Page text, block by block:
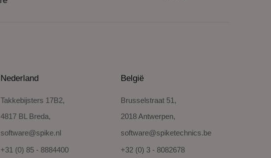
Nederland
Takkebijsters 17B2,
4817 BL Breda,
software@spike.nl
+31 (0) 85 - 8884400
België
Brusselstraat 51,
2018 Antwerpen,
software@spiketechnics.be
+32 (0) 3 - 8082678